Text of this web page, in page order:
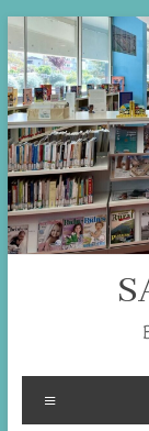
Skip
to
content